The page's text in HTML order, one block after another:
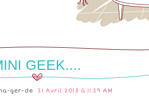
GEEK....
ger-de 21 Avril 2013 à 11:29 AM